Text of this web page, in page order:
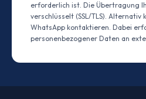
erforderlich ist. Die Übertragung
verschlüsselt (SSL/TLS). Alternativ
WhatsApp kontaktieren. Dabei
personenbezogener Daten an